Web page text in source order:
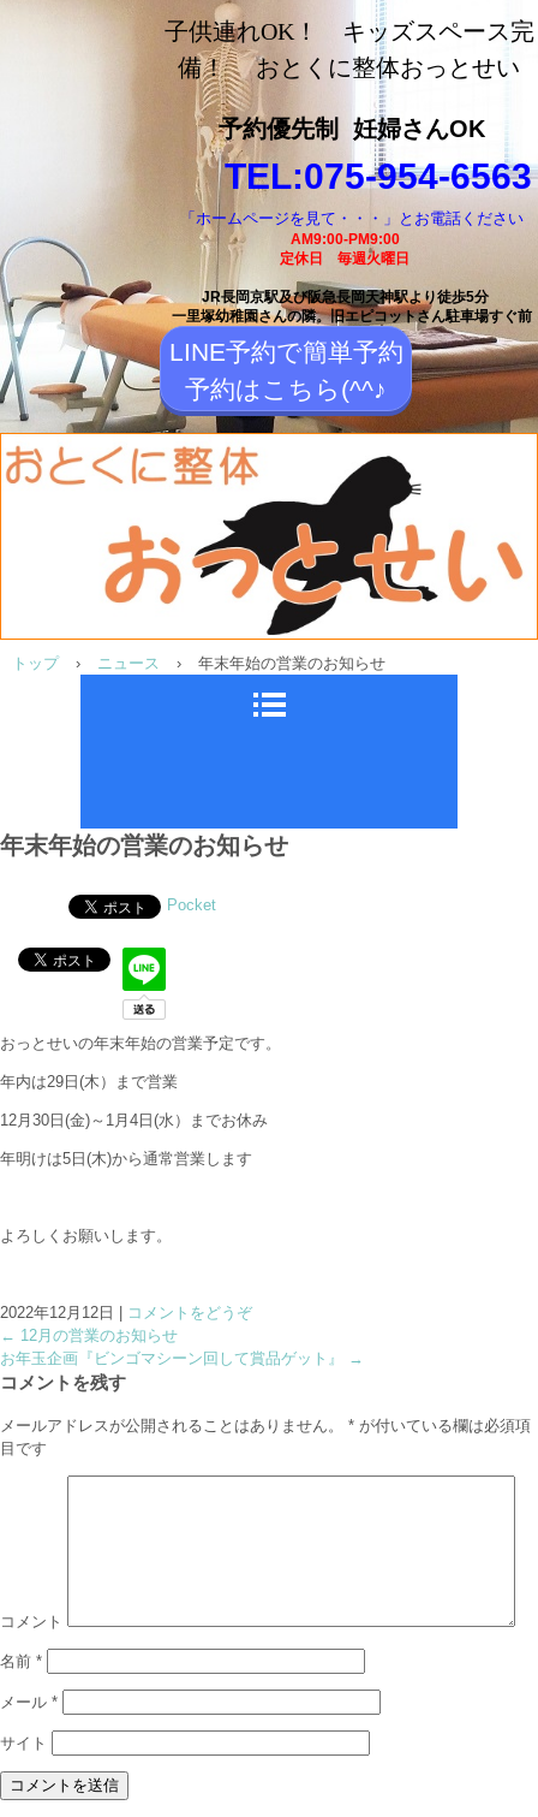
長岡京市の整体【おとく
に整体おっとせい】長岡
京駅と長岡天神駅から徒
歩5分の整体院
子供連れOK！ キッズスペース完
備！ おとくに整体おっとせい
予約優先制 妊婦さんOK
TEL:075-954-6563
「ホームページを見て・・・」とお電話ください
AM9:00-PM9:00
定休日 毎週火曜日
JR長岡京駅及び阪急長岡天神駅より徒歩5分
一里塚幼稚園さんの隣。旧エピコットさん駐車場すぐ前
LINE予約で簡単予約
予約はこちら(^^♪
トップ › ニュース › 年末年始の営業のお知らせ
年末年始の営業のお知らせ
Pocket
おっとせいの年末年始の営業予定です。
年内は29日(木）まで営業
12月30日(金)～1月4日(水）までお休み
年明けは5日(木)から通常営業します
よろしくお願いします。
2022年12月12日
コメントをどうぞ
← 12月の営業のお知らせ
お年玉企画『ビンゴマシーン回して賞品ゲット』
→
コメントを残す
メールアドレスが公開されることはありません。 * が付いている欄は必須項
目です
コメント
名前 *
メール *
サイト